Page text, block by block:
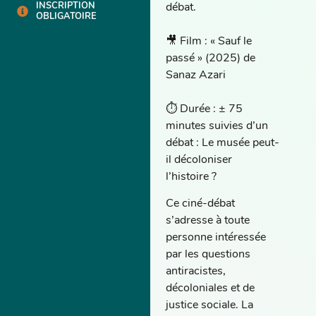
INSCRIPTION
OBLIGATOIRE
débat.
🎥 Film : « Sauf le
passé » (2025) de
Sanaz Azari
⏱️ Durée : ± 75
minutes suivies d’un
débat : Le musée peut-
il décoloniser
l’histoire ?
Ce ciné-débat
s’adresse à toute
personne intéressée
par les questions
antiracistes,
décoloniales et de
justice sociale. La